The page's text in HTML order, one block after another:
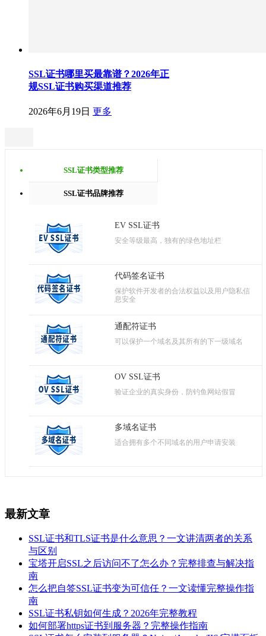
SSL证书哪里买最靠谱？2026年正
规SSL证书购买渠道推荐
2026年6月19日 更多
SSL证书类型推荐
SSL证书品牌推荐
EV SSL证书
安全等级最高，独有的绿色地址栏
代码签名证书
保护软件开发者的合法权益以及用户隐私信
息安全
通配符证书
可以保护一个域名及其所有的下一级域名
OV SSL证书
验证企业的真实身份，防钓鱼网站假冒
多域名证书
适合拥有多个不同域名的用户申请安装
最新文章
SSL证书和TLS证书是什么意思？一文讲清两者的关系
与区别
宝塔开启SSL之后访问不了怎么办？完整排查与解决指
南
怎么把自签SSL证书变为可信任？一文读懂完整操作指
南
SSL证书私钥如何生成？2026年完整教程
如何部署https证书到服务器？完整操作指南